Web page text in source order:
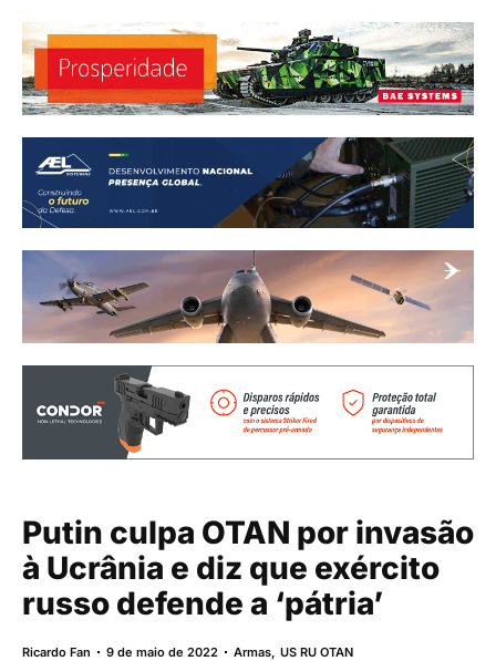
Putin culpa OTAN por invasão
à Ucrânia e diz que exército
russo defende a ‘pátria’
Ricardo Fan 9 de maio de 2022 Armas,US RU OTAN